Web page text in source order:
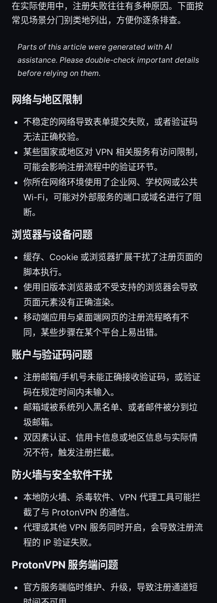
在实际使用中，注册失败往往有多种原因。下面按
常见场景分门别类地列出，方便你逐条排查。
Parts of this article were generated with AI
assistance. Please double-check important details
before relying on them.
网络与地区限制
不稳定的网络导致表单提交失败，或者验证码
无法正确校验。
某些国家或地区对 VPN 相关服务有访问限制，
可能会影响注册流程中的验证环节。
你所在网络环境使用了企业网、学校网或公共
Wi-Fi，可能对外部服务的端口或域名进行了阻
断。
浏览器与设备问题
缓存、Cookie 或浏览器扩展干扰了注册页面的
脚本执行。
使用旧版本浏览器或不受支持的浏览器会导致
页面元素没有正确渲染。
移动端应用与桌面端网页的注册流程略有不
同，某些步骤在某个平台上易出错。
账户与验证码问题
注册邮箱/手机号未能正确接收验证码，或验证
码在规定时间内未输入。
邮箱域被系统列入黑名单、或者邮件被分到垃
圾邮箱。
双因素认证、信用卡信息或地区信息与实际情
况不符，触发注册拦截。
防火墙与安全软件干扰
本地防火墙、杀毒软件、VPN 代理工具可能拦
截了与 ProtonVPN 的通信。
代理或其他 VPN 服务同时开启，会导致注册流
程的 IP 验证失败。
ProtonVPN 服务端问题
官方服务端临时维护、升级，导致注册通道短